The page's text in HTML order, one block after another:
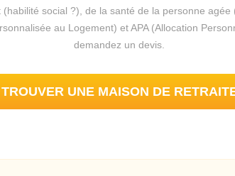
social ?), de la santé de la personne
au Logement) et APA (Allocation
demandez un devis.
TROUVER UNE MAISON DE